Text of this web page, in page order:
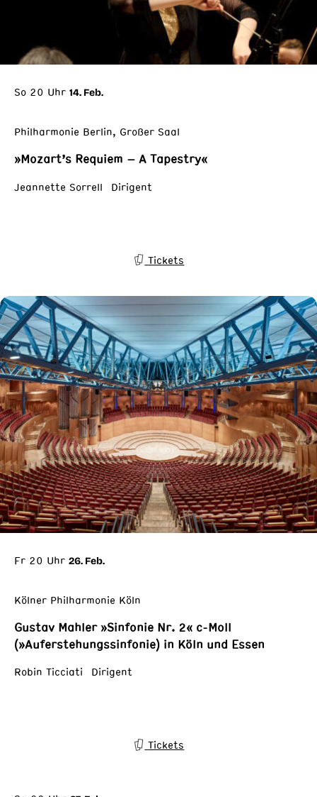
So 20 Uhr 14. Feb.
Philharmonie Berlin, Großer Saal
»Mozart’s Requiem – A Tapestry«
Jeannette Sorrell Dirigent
Tickets
Fr 20 Uhr 26. Feb.
Kölner Philharmonie Köln
Gustav Mahler »Sinfonie Nr. 2« c-Moll
(»Auferstehungssinfonie) in Köln und Essen
Robin Ticciati Dirigent
Tickets